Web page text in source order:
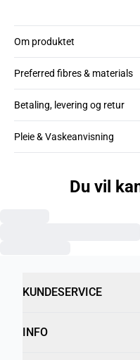
Om produktet
Preferred fibres & materials
Betaling, levering og retur
Pleie & Vaskeanvisning
Du vil
KUNDESERVICE
INFO